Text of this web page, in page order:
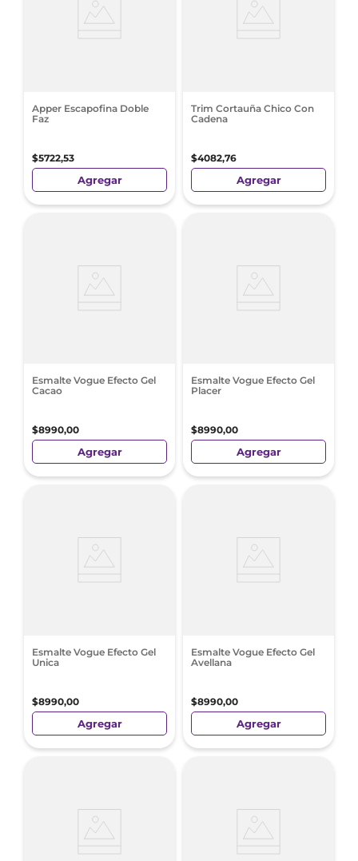
Apper Escapofina Doble
Faz
$5722,53
Agregar
Trim Cortauña Chico Con
Cadena
$4082,76
Agregar
Esmalte Vogue Efecto Gel
Cacao
$8990,00
Agregar
Esmalte Vogue Efecto Gel
Placer
$8990,00
Agregar
Esmalte Vogue Efecto Gel
Unica
$8990,00
Agregar
Esmalte Vogue Efecto Gel
Avellana
$8990,00
Agregar